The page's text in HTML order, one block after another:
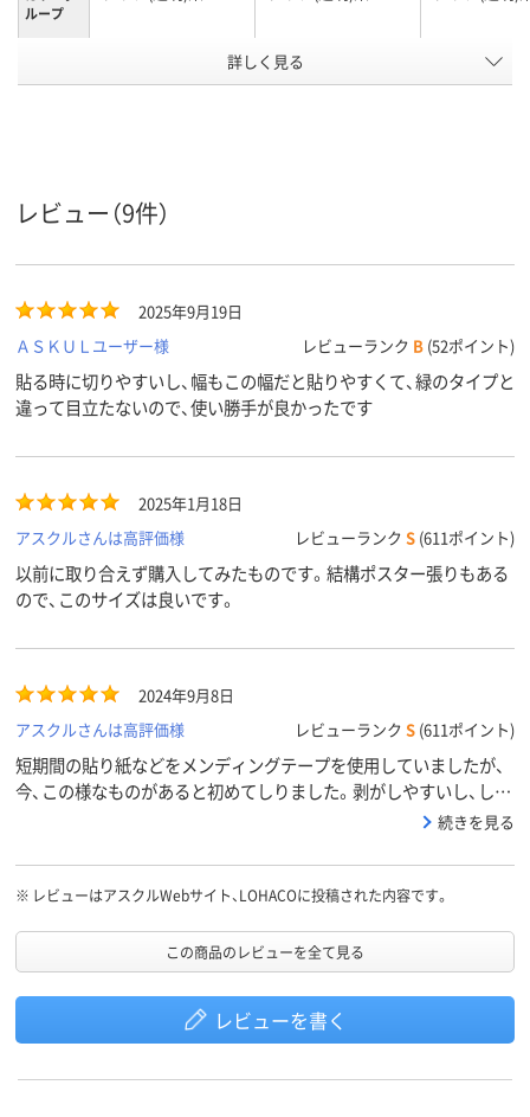
ループ
10 20
詳しく見る
レビュー（9件）
2025年9月19日
ＡＳＫＵＬユーザー様
レビューランク B (52ポイント)
貼る時に切りやすいし、幅もこの幅だと貼りやすくて、緑のタイプと
違って目立たないので、使い勝手が良かったです
2025年1月18日
アスクルさんは高評価様
レビューランク S (611ポイント)
以前に取り合えず購入してみたものです。結構ポスター張りもある
ので、このサイズは良いです。
2024年9月8日
アスクルさんは高評価様
レビューランク S (611ポイント)
短期間の貼り紙などをメンディングテープを使用していましたが、
今、この様なものがあると初めてしりました。剥がしやすいし、しっ
かり貼れます。高額なものでもないのでリピしたいです。続きを見る
※ レビューはアスクルWebサイト、LOHACOに投稿された内容です。
この商品のレビューを全て見る
レビューを書く